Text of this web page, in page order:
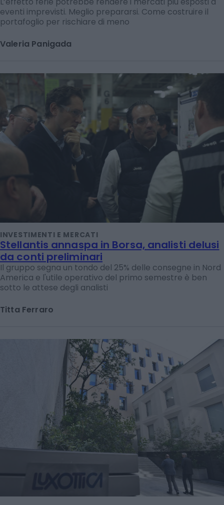
eventi imprevisti. Meglio prepararsi. Come costruire il
portafoglio per rischiare di meno
Valeria Panigada
INVESTIMENTI E MERCATI
Stellantis annaspa in Borsa, analisti delusi
da conti preliminari
Il gruppo segna un tondo del 25% delle consegne in Nord
America e l'utile operativo del primo semestre è ben
sotto le attese degli analisti
Titta Ferraro